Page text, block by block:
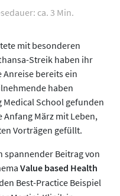
ca. 3 Min.
mit besonderen
Streik haben ihr
Anreise bereits ein
haben
School gefunden
März mit Leben,
Vorträgen gefüllt.
spannender Beitrag von
Value based Health
Best-Practice Beispiel